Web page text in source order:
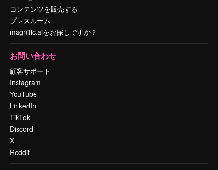
コンテンツを販売する
プレスルーム
magnific.aiをお探しですか？
お問い合わせ
顧客サポート
Instagram
YouTube
LinkedIn
TikTok
Discord
X
Reddit